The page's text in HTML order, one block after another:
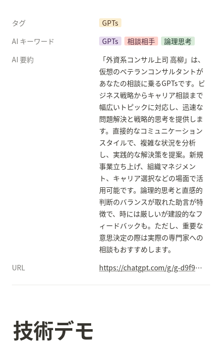
タグ
GPTs
AI キーワード
GPTs 相談相手
論理思考
AI 要約
「外資系コンサル上司 高柳」は、
仮想のベテランコンサルタントが
あなたの相談に乗るGPTsです。ビ
ジネス戦略からキャリア相談まで
幅広いトピックに対応し、迅速な
問題解決と戦略的思考を提供しま
す。直接的なコミュニケーション
スタイルで、複雑な状況を分析
し、実践的な解決策を提案。新規
事業立ち上げ、組織マネジメン
ト、キャリア選択などの場面で活
用可能です。論理的思考と直感的
判断のバランスが取れた助言が特
徴で、時には厳しいが建設的なフ
ィードバックも。ただし、重要な
意思決定の際は実際の専門家への
相談もおすすめします。
URL
https://chatgpt.com/g/g-d9f9qSVoe-wai-zi-xi-konsarushang-si-gao-liu
技術デモ